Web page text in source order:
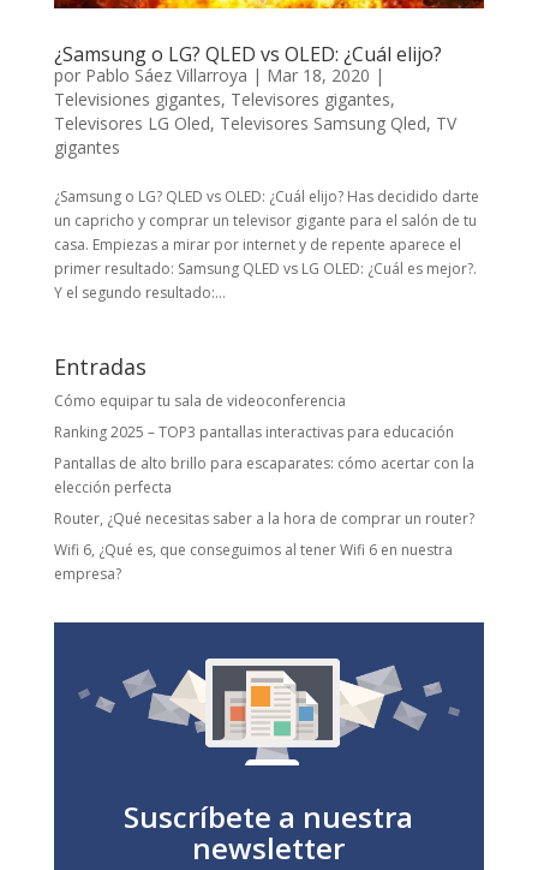
¿Samsung o LG? QLED vs OLED: ¿Cuál elijo?
por Pablo Sáez Villarroya | Mar 18, 2020 |
Televisiones gigantes, Televisores gigantes,
Televisores LG Oled, Televisores Samsung Qled, TV
gigantes
¿Samsung o LG? QLED vs OLED: ¿Cuál elijo? Has decidido darte
un capricho y comprar un televisor gigante para el salón de tu
casa. Empiezas a mirar por internet y de repente aparece el
primer resultado: Samsung QLED vs LG OLED: ¿Cuál es mejor?.
Y el segundo resultado:...
Entradas
Cómo equipar tu sala de videoconferencia
Ranking 2025 – TOP3 pantallas interactivas para educación
Pantallas de alto brillo para escaparates: cómo acertar con la
elección perfecta
Router, ¿Qué necesitas saber a la hora de comprar un router?
Wifi 6, ¿Qué es, que conseguimos al tener Wifi 6 en nuestra
empresa?
Suscríbete a nuestra
newsletter